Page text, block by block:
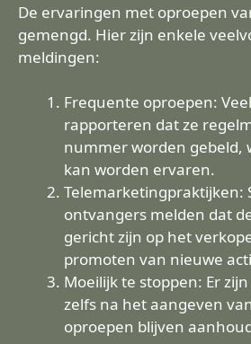
De ervaringen met oproepen
gemengd. Hier zijn enkele
meldingen:
Frequente oproepen:
rapporteren dat ze
nummer worden gebeld,
kan worden ervaren.
Telemarketingpraktijken:
ontvangers melden dat
gericht zijn op het
promoten van nieuwe
Moeilijk te stoppen: Er
zelfs na het aangeven
oproepen blijven